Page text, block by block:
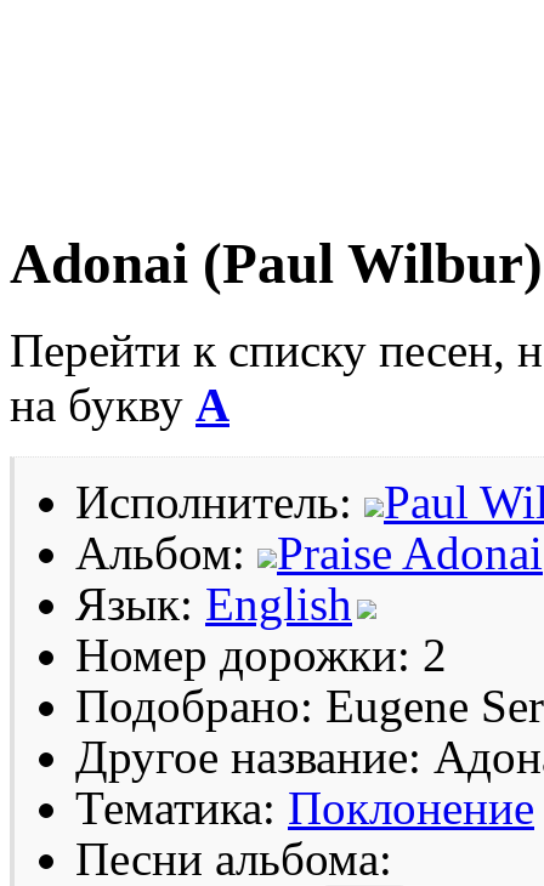
Adonai (Paul Wilbur)
Перейти к списку песен,
на букву A
Исполнитель:
Paul
Альбом:
Praise Adonai
Язык: English
Номер дорожки: 2
Подобрано: Eugene
Другое название:
Тематика: Поклонение
Песни альбома: